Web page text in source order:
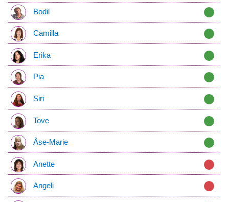
Bodil
Camilla
Erika
Pia
Siri
Tove
Åse-Marie
Anette
Angeli